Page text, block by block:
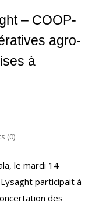
– COOP-
agro-
à
(0)
le mardi 14
participait à
des